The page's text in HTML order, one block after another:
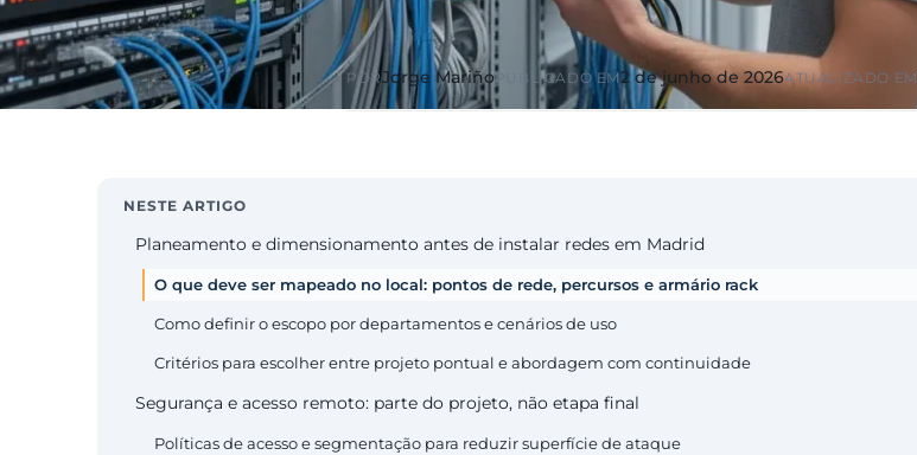
PORJorge MariñoPUBLICADO EM2 de junho de 2026ATUALIZADO EM
NESTE ARTIGO
Planeamento e dimensionamento antes de instalar redes em Madrid
O que deve ser mapeado no local: pontos de rede, percursos e armário rack
Como definir o escopo por departamentos e cenários de uso
Critérios para escolher entre projeto pontual e abordagem com continuidade
Segurança e acesso remoto: parte do projeto, não etapa final
Políticas de acesso e segmentação para reduzir superfície de ataque